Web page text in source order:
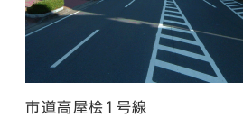
市道高屋桧1号線